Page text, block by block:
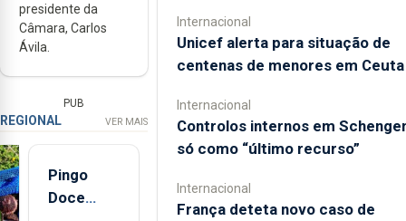
presidente da
Câmara, Carlos
Ávila.
PUB
REGIONAL VER MAIS
Pingo
Doce
Internacional
Unicef alerta para situação de
centenas de menores em Ceuta
Internacional
Controlos internos em
só como “último recurso”
Internacional
França deteta novo caso de